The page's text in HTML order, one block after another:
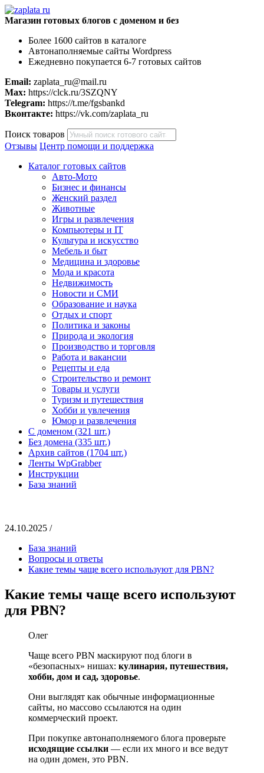
Магазин готовых блогов с доменом и без
Более 1600 сайтов в каталоге
Автонаполняемые сайты Wordpress
Ежедневно покупается 6-7 готовых сайтов
Email: zaplata_ru@mail.ru
Max: https://clck.ru/3SZQNY
Telegram: https://t.me/fgsbankd
Вконтакте: https://vk.com/zaplata_ru
Поиск товаров
Отзывы Центр помощи и поддержка
Каталог готовых сайтов
Авто-Мото
Бизнес и финансы
Женский раздел
Животные
Игры и развлечения
Компьютеры и IT
Культура и искусство
Мебель и быт
Медицина и здоровье
Мода и красота
Недвижимость
Новости и СМИ
Образование и наука
Отдых и спорт
Политика и законы
Природа и экология
Производство и торговля
Работа и вакансии
Рецепты и еда
Строительство и ремонт
Товары и услуги
Туризм и путешествия
Хобби и увлечения
Юмор и развлечения
С доменом (321 шт.)
Без домена (335 шт.)
Архив сайтов (1704 шт.)
Ленты WpGrabber
Инструкции
База знаний
24.10.2025 /
База знаний
Вопросы и ответы
Какие темы чаще всего используют для PBN?
Какие темы чаще всего используют
для PBN?
Олег
Чаще всего PBN маскируют под блоги в
«безопасных» нишах: кулинария, путешествия,
хобби, дом и сад, здоровье.
Они выглядят как обычные информационные
сайты, но массово ссылаются на один
коммерческий проект.
При покупке автонаполняемого блога проверьте
исходящие ссылки — если их много и все ведут
на один домен, это PBN.